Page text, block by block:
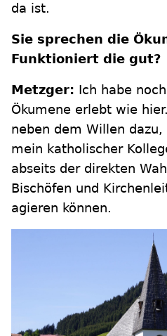
da ist.
Sie sprechen die
Funktioniert die gut?
Metzger: Ich habe
Ökumene erlebt wie
neben dem Willen
mein katholischer
abseits der direkten
Bischöfen und
agieren können.